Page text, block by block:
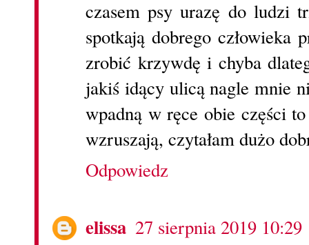
czasem psy urazę do ludzi
spotkają dobrego człowieka
zrobić krzywdę i chyba
jakiś idący ulicą nagle mnie
wpadną w ręce obie części
wzruszają, czytałam dużo
Odpowiedz
elissa 27 sierpnia 2019 10:29